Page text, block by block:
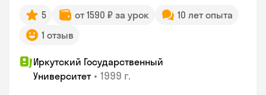
5 от 1590 ₽ за урок
10 лет опыта
1 отзыв
Иркутский Государственный
Университет • 1999 г.